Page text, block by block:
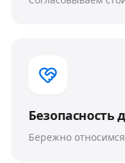
Безопасность
Бережно